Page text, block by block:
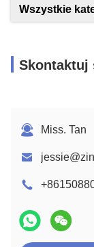
Wszystkie
Skontaktuj
Miss. Tan